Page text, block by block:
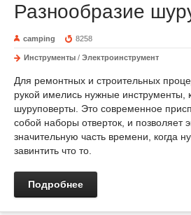
Разнообразие
camping 8258
Инструменты / Электроинструмент
Для ремонтных и строительных
рукой имелись нужные инструменты,
шуруповерты. Это современное
собой наборы отверток, и позволяет
значительную часть времени, когда
завинтить что то.
Подробнее